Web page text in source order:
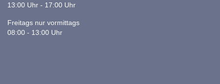
13:00 Uhr - 17:00 Uhr
Freitags nur vormittags
08:00 - 13:00 Uhr